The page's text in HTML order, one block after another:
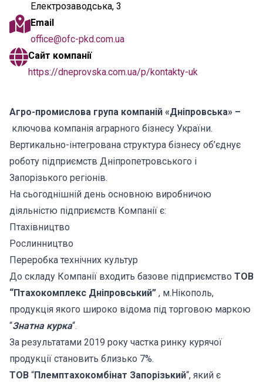
Електрозаводська, 3
Email
office@ofc-pkd.com.ua
Сайт компанії
https://dneprovska.com.ua/p/kontakty-uk
Агро-промислова група компаній «Дніпровська» –
ключова компанія аграрного бізнесу України.
Вертикально-інтегрована структура бізнесу об’єднує
роботу підприємств Дніпропетровського і
Запорізького регіонів.
На сьогоднішній день основною виробничою
діяльністю підприємств Компанії є:
Птахівництво
Рослинництво
Переробка технічних культур
До складу Компанії входить базове підприємство ТОВ
“Птахокомплекс Дніпровський” , м.Нікополь,
продукція якого широко відома під торговою маркою
“Знатна курка“.
За результатами 2019 року частка ринку курячої
продукції становить близько 7%.
ТОВ “Племптахокомбінат Запорізький“, який є